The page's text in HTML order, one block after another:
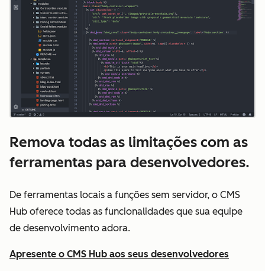
Remova todas as limitações com as
ferramentas para desenvolvedores.
De ferramentas locais a funções sem servidor, o CMS
Hub oferece todas as funcionalidades que sua equipe
de desenvolvimento adora.
Apresente o CMS Hub aos seus desenvolvedores